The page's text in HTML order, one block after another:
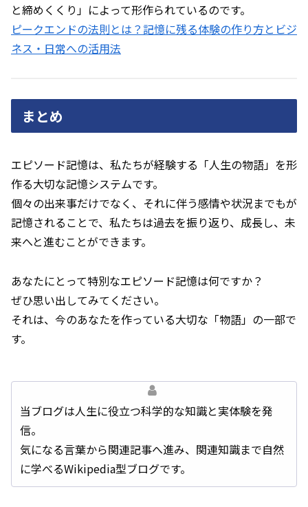
と締めくくり」によって形作られているのです。
ピークエンドの法則とは？記憶に残る体験の作り方とビジ
ネス・日常への活用法
まとめ
エピソード記憶は、私たちが経験する「人生の物語」を形
作る大切な記憶システムです。
個々の出来事だけでなく、それに伴う感情や状況までもが
記憶されることで、私たちは過去を振り返り、成長し、未
来へと進むことができます。
あなたにとって特別なエピソード記憶は何ですか？
ぜひ思い出してみてください。
それは、今のあなたを作っている大切な「物語」の一部で
す。
当ブログは人生に役立つ科学的な知識と実体験を発
信。
気になる言葉から関連記事へ進み、関連知識まで自然
に学べるWikipedia型ブログです。